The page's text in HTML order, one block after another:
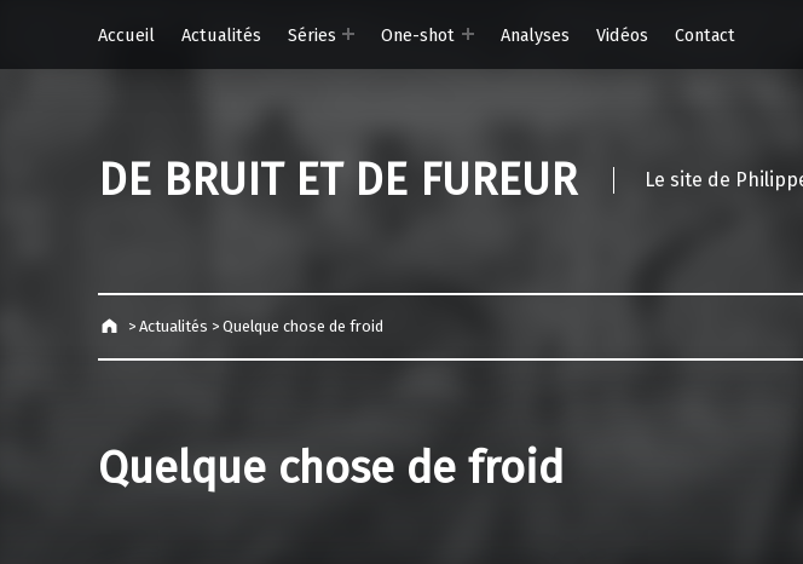
Accueil
Actualités Séries One-shot Analyses Vidéos Contact
DE BRUIT ET DE FUREUR Le site de
>Actualités >Quelque chose de froid
Quelque chose de froid